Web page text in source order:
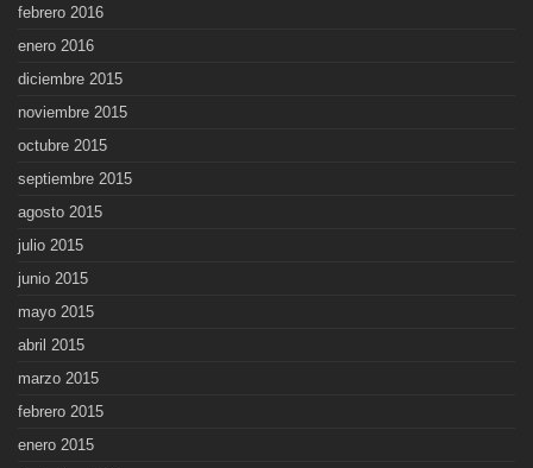
febrero 2016
enero 2016
diciembre 2015
noviembre 2015
octubre 2015
septiembre 2015
agosto 2015
julio 2015
junio 2015
mayo 2015
abril 2015
marzo 2015
febrero 2015
enero 2015